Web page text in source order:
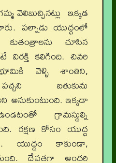
వెలిబుచ్చినట్లు ఇక్కడ
పల్నాడు యుద్ధంలో
కుతంత్రాలను చూసిన
విరక్తి కలిగింది. చివరి
వెళ్ళి శాంతిని,
బతుకును
ఇక్కడా
గ్రామస్థుల్ని
రక్షణ కోసం యుద్ధ
యుద్ధం కాకుండా,
దేవతగా అందరి